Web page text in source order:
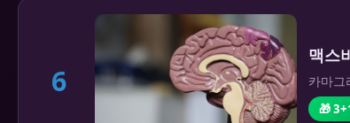
6
맥스
카마
🎁